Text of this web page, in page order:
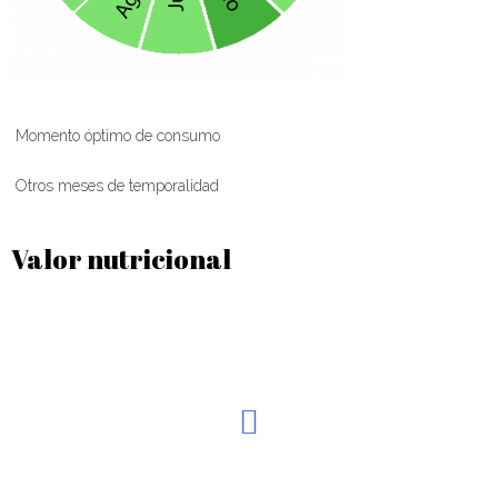
Momento óptimo de consumo
Otros meses de temporalidad
Valor nutricional